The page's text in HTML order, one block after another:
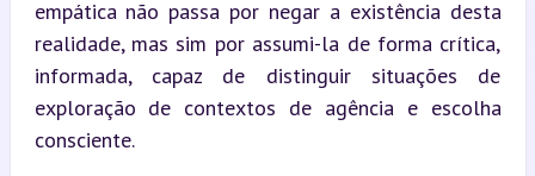
empática não passa por negar a existência desta
realidade, mas sim por assumi-la de forma crítica,
informada, capaz de distinguir situações de
exploração de contextos de agência e escolha
consciente.